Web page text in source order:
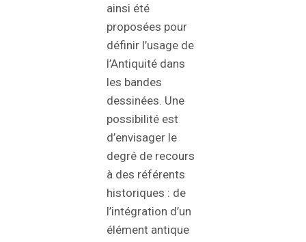
ainsi été
proposées pour
définir l’usage de
l’Antiquité dans
les bandes
dessinées. Une
possibilité est
d’envisager le
degré de recours
à des référents
historiques : de
l’intégration d’un
élément antique